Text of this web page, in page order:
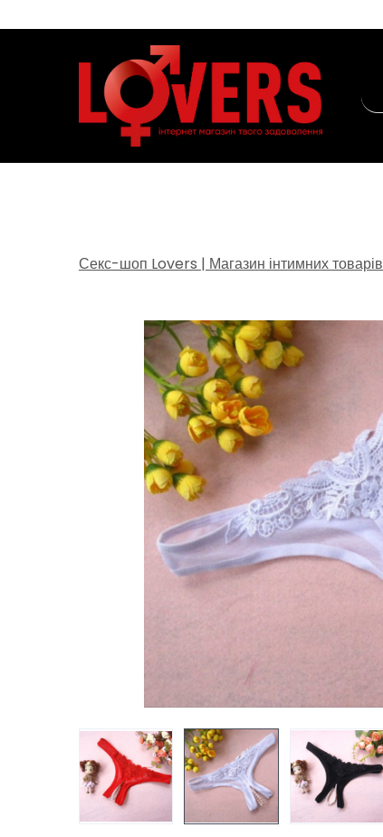
Секс-шоп Lovers | Магазин інтимних товарів